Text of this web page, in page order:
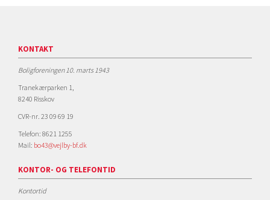
KONTAKT
Boligforeningen 10. marts 1943
Tranekærparken 1,
8240 Risskov
CVR-nr. 23 09 69 19
Telefon: 8621 1255
Mail: bo43@vejlby-bf.dk
KONTOR- OG TELEFONTID
Kontortid